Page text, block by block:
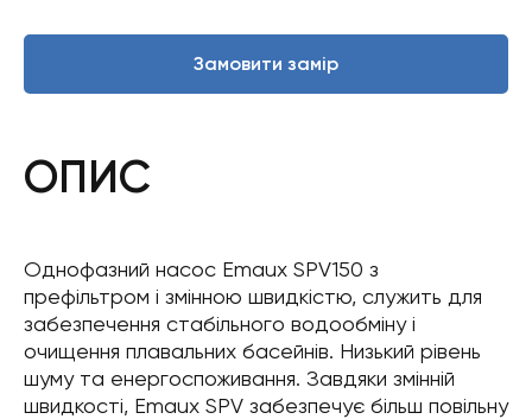
Замовити замір
ОПИС
Однофазний насос Emaux SPV150 з
префільтром і змінною швидкістю, служить для
забезпечення стабільного водообміну і
очищення плавальних басейнів. Низький рівень
шуму та енергоспоживання. Завдяки змінній
швидкості, Emaux SPV забезпечує більш повільну